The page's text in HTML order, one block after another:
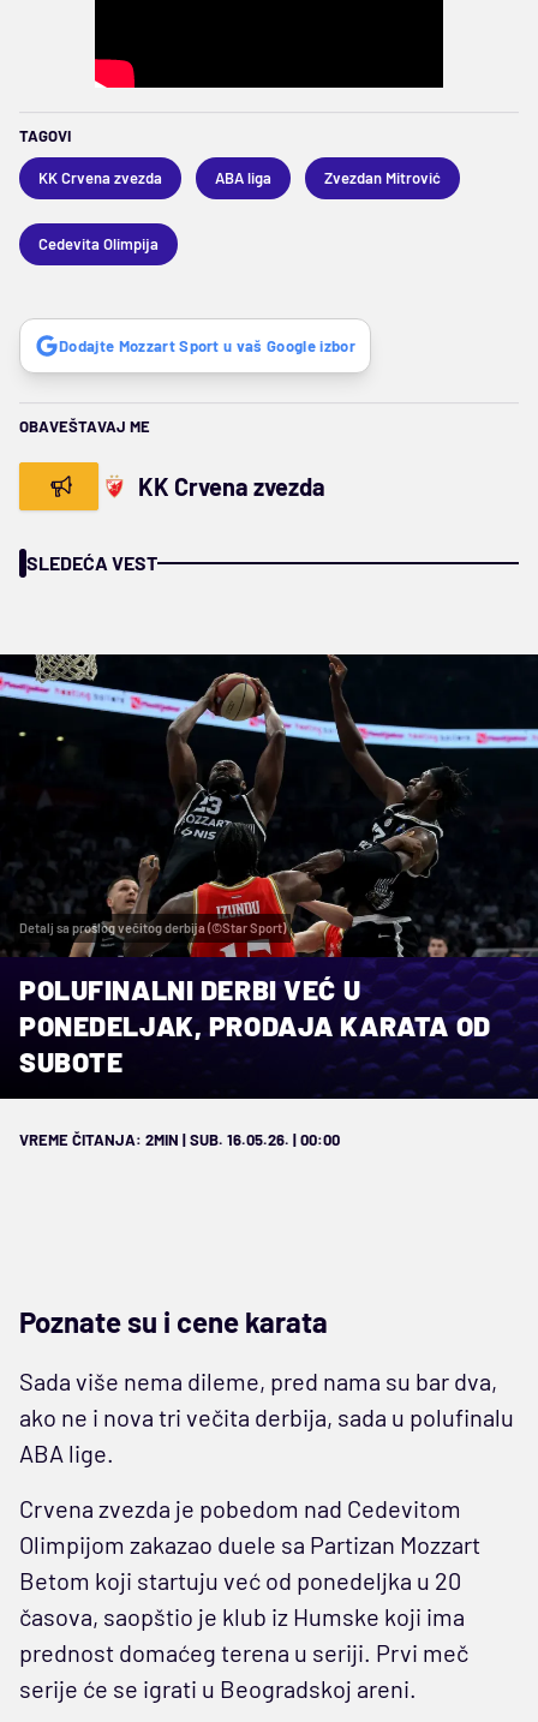
TAGOVI
KK Crvena zvezda ABA liga Zvezdan Mitrović
Cedevita Olimpija
Dodajte Mozzart Sport u vaš Google izbor
OBAVEŠTAVAJ ME
KK Crvena zvezda
SLEDEĆA VEST
Detalj sa prošlog večitog derbija (©Star Sport)
POLUFINALNI DERBI VEĆ U
PONEDELJAK, PRODAJA KARATA OD
SUBOTE
VREME ČITANJA: 2MIN | SUB. 16.05.26. | 00:00
Poznate su i cene karata
Sada više nema dileme, pred nama su bar dva,
ako ne i nova tri večita derbija, sada u polufinalu
ABA lige.
Crvena zvezda je pobedom nad Cedevitom
Olimpijom zakazao duele sa Partizan Mozzart
Betom koji startuju već od ponedeljka u 20
časova, saopštio je klub iz Humske koji ima
prednost domaćeg terena u seriji. Prvi meč
serije će se igrati u Beogradskoj areni.